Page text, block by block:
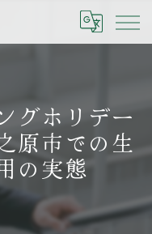
グホリデー
原市での生
の実態